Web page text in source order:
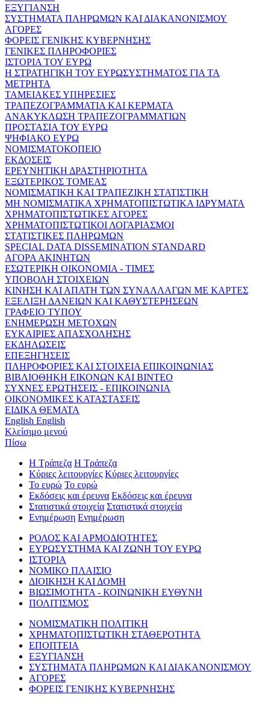
ΕΞΥΓΙΑΝΣΗ
ΣΥΣΤΗΜΑΤΑ ΠΛΗΡΩΜΩΝ ΚΑΙ ΔΙΑΚΑΝΟΝΙΣΜΟΥ
ΑΓΟΡΕΣ
ΦΟΡΕΙΣ ΓΕΝΙΚΗΣ ΚΥΒΕΡΝΗΣΗΣ
ΓΕΝΙΚΕΣ ΠΛΗΡΟΦΟΡΙΕΣ
ΙΣΤΟΡΙΑ ΤΟΥ ΕΥΡΩ
Η ΣΤΡΑΤΗΓΙΚΗ ΤΟΥ ΕΥΡΩΣΥΣΤΗΜΑΤΟΣ ΓΙΑ ΤΑ
ΜΕΤΡΗΤΑ
ΤΑΜΕΙΑΚΕΣ ΥΠΗΡΕΣΙΕΣ
ΤΡΑΠΕΖΟΓΡΑΜΜΑΤΙΑ ΚΑΙ ΚΕΡΜΑΤΑ
ΑΝΑΚΥΚΛΩΣΗ ΤΡΑΠΕΖΟΓΡΑΜΜΑΤΙΩΝ
ΠΡΟΣΤΑΣΙΑ ΤΟΥ ΕΥΡΩ
ΨΗΦΙΑΚΟ ΕΥΡΩ
ΝΟΜΙΣΜΑΤΟΚΟΠΕΙΟ
ΕΚΔΟΣΕΙΣ
ΕΡΕΥΝΗΤΙΚΗ ΔΡΑΣΤΗΡΙΟΤΗΤΑ
ΕΞΩΤΕΡΙΚΟΣ ΤΟΜΕΑΣ
ΝΟΜΙΣΜΑΤΙΚΗ ΚΑΙ ΤΡΑΠΕΖΙΚΗ ΣΤΑΤΙΣΤΙΚΗ
ΜΗ ΝΟΜΙΣΜΑΤΙΚΑ ΧΡΗΜΑΤΟΠΙΣΤΩΤΙΚΑ ΙΔΡΥΜΑΤΑ
ΧΡΗΜΑΤΟΠΙΣΤΩΤΙΚΕΣ ΑΓΟΡΕΣ
ΧΡΗΜΑΤΟΠΙΣΤΩΤΙΚΟΙ ΛΟΓΑΡΙΑΣΜΟΙ
ΣΤΑΤΙΣΤΙΚΕΣ ΠΛΗΡΩΜΩΝ
SPECIAL DATA DISSEMINATION STANDARD
ΑΓΟΡΑ ΑΚΙΝΗΤΩΝ
ΕΣΩΤΕΡΙΚΗ ΟΙΚΟΝΟΜΙΑ - ΤΙΜΕΣ
ΥΠΟΒΟΛΗ ΣΤΟΙΧΕΙΩΝ
ΚΙΝΗΣΗ ΚΑΙ ΑΠΑΤΗ ΤΩΝ ΣΥΝΑΛΛΑΓΩΝ ΜΕ ΚΑΡΤΕΣ
ΕΞΕΛΙΞΗ ΔΑΝΕΙΩΝ ΚΑΙ ΚΑΘΥΣΤΕΡΗΣΕΩΝ
ΓΡΑΦΕΙΟ ΤΥΠΟΥ
ΕΝΗΜΕΡΩΣΗ ΜΕΤΟΧΩΝ
ΕΥΚΑΙΡΙΕΣ ΑΠΑΣΧΟΛΗΣΗΣ
ΕΚΔΗΛΩΣΕΙΣ
ΕΠΕΞΗΓΗΣΕΙΣ
ΠΛΗΡΟΦΟΡΙΕΣ ΚΑΙ ΣΤΟΙΧΕΙΑ ΕΠΙΚΟΙΝΩΝΙΑΣ
ΒΙΒΛΙΟΘΗΚΗ ΕΙΚΟΝΩΝ ΚΑΙ ΒΙΝΤΕΟ
ΣΥΧΝΕΣ ΕΡΩΤΗΣΕΙΣ - ΕΠΙΚΟΙΝΩΝΙΑ
ΟΙΚΟΝΟΜΙΚΕΣ ΚΑΤΑΣΤΑΣΕΙΣ
ΕΙΔΙΚΑ ΘΕΜΑΤΑ
English English
Κλείσιμο μενού
Πίσω
Η Τράπεζα Η Τράπεζα
Κύριες λειτουργίες Κύριες λειτουργίες
Το ευρώ Το ευρώ
Εκδόσεις και έρευνα Εκδόσεις και έρευνα
Στατιστικά στοιχεία Στατιστικά στοιχεία
Ενημέρωση Ενημέρωση
ΡΟΛΟΣ ΚΑΙ ΑΡΜΟΔΙΟΤΗΤΕΣ
ΕΥΡΩΣΥΣΤΗΜΑ ΚΑΙ ΖΩΝΗ ΤΟΥ ΕΥΡΩ
ΙΣΤΟΡΙΑ
ΝΟΜΙΚΟ ΠΛΑΙΣΙΟ
ΔΙΟΙΚΗΣΗ ΚΑΙ ΔΟΜΗ
ΒΙΩΣΙΜΟΤΗΤΑ - ΚΟΙΝΩΝΙΚΗ ΕΥΘΥΝΗ
ΠΟΛΙΤΙΣΜΟΣ
ΝΟΜΙΣΜΑΤΙΚΗ ΠΟΛΙΤΙΚΗ
ΧΡΗΜΑΤΟΠΙΣΤΩΤΙΚΗ ΣΤΑΘΕΡΟΤΗΤΑ
ΕΠΟΠΤΕΙΑ
ΕΞΥΓΙΑΝΣΗ
ΣΥΣΤΗΜΑΤΑ ΠΛΗΡΩΜΩΝ ΚΑΙ ΔΙΑΚΑΝΟΝΙΣΜΟΥ
ΑΓΟΡΕΣ
ΦΟΡΕΙΣ ΓΕΝΙΚΗΣ ΚΥΒΕΡΝΗΣΗΣ